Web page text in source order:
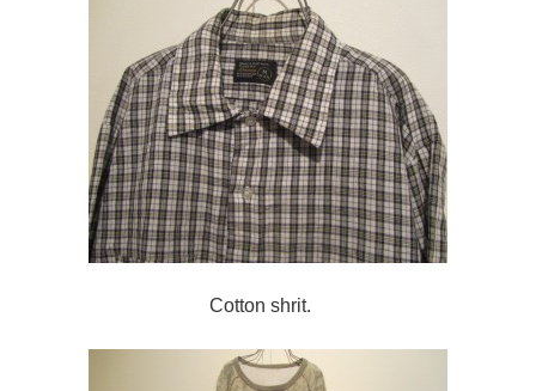
Cotton shrit.